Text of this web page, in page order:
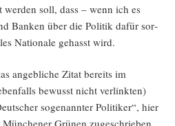
soll, dass – wenn ich es
Ban­ken über die Poli­tik dafür sor­
Natio­na­le gehasst wird.
angeb­li­che Zitat bereits im
bewusst nicht ver­link­ten)
soge­nann­ter Poli­ti­ker“, hier